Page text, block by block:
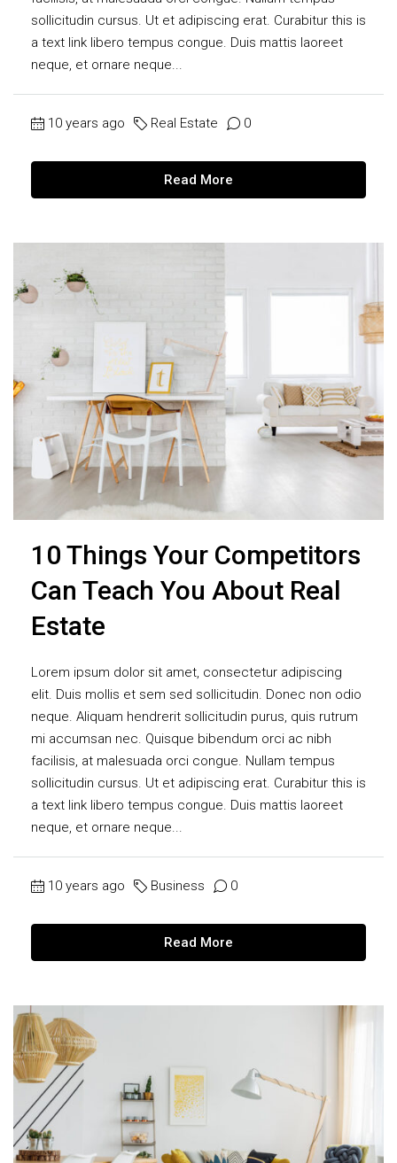
sollicitudin cursus. Ut et adipiscing erat. Curabitur this is
a text link libero tempus congue. Duis mattis laoreet
neque, et ornare neque...
10 years ago Real Estate 0
Read More
10 Things Your Competitors
Can Teach You About Real
Estate
Lorem ipsum dolor sit amet, consectetur adipiscing
elit. Duis mollis et sem sed sollicitudin. Donec non odio
neque. Aliquam hendrerit sollicitudin purus, quis rutrum
mi accumsan nec. Quisque bibendum orci ac nibh
facilisis, at malesuada orci congue. Nullam tempus
sollicitudin cursus. Ut et adipiscing erat. Curabitur this is
a text link libero tempus congue. Duis mattis laoreet
neque, et ornare neque...
10 years ago Business 0
Read More